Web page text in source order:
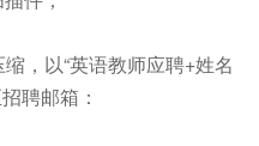
，以“英语教师应聘+姓名
聘邮箱：